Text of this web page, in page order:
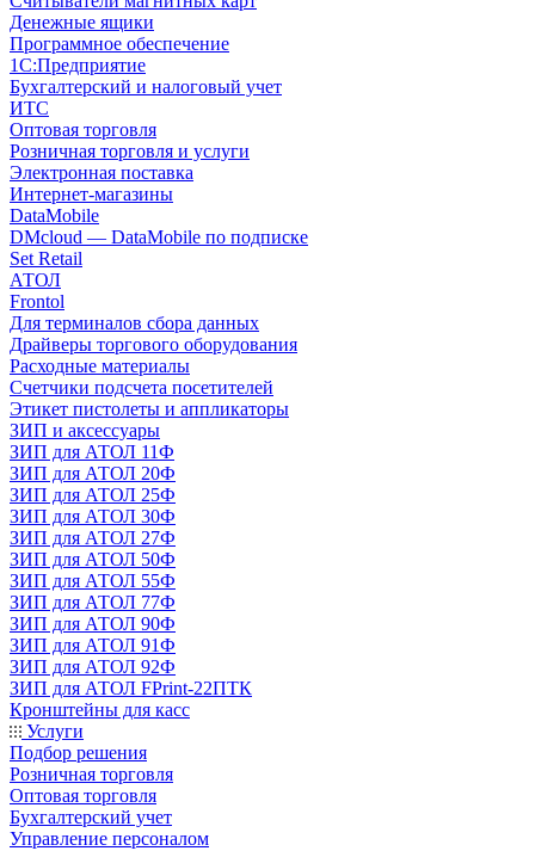
Денежные ящики
Программное обеспечение
1С:Предприятие
Бухгалтерский и налоговый учет
ИТС
Оптовая торговля
Розничная торговля и услуги
Электронная поставка
Интернет-магазины
DataMobile
DMcloud — DataMobile по подписке
Set Retail
АТОЛ
Frontol
Для терминалов сбора данных
Драйверы торгового оборудования
Расходные материалы
Счетчики подсчета посетителей
Этикет пистолеты и аппликаторы
ЗИП и аксессуары
ЗИП для АТОЛ 11Ф
ЗИП для АТОЛ 20Ф
ЗИП для АТОЛ 25Ф
ЗИП для АТОЛ 30Ф
ЗИП для АТОЛ 27Ф
ЗИП для АТОЛ 50Ф
ЗИП для АТОЛ 55Ф
ЗИП для АТОЛ 77Ф
ЗИП для АТОЛ 90Ф
ЗИП для АТОЛ 91Ф
ЗИП для АТОЛ 92Ф
ЗИП для АТОЛ FPrint-22ПТК
Кронштейны для касс
Услуги
Подбор решения
Розничная торговля
Оптовая торговля
Бухгалтерский учет
Управление персоналом